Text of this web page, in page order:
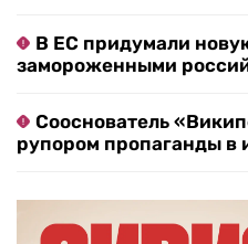
В ЕС придумали
замороженными
Сооснователь
рупором пропаганды в